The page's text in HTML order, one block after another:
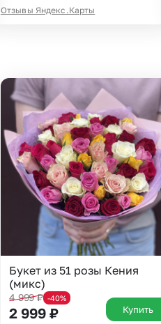
Отзывы Яндекс.Карты
Букет из 51 розы Кения
(микс)
4 999₽ -40%
2 999 ₽ Купить